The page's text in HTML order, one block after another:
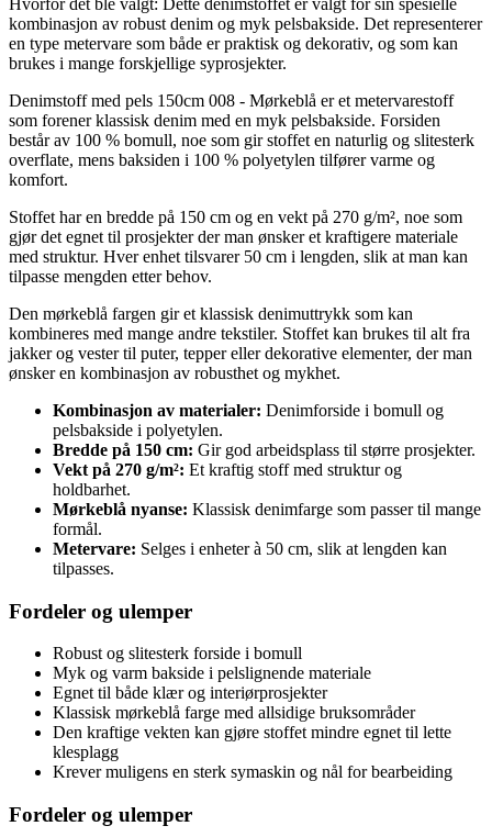
kombinasjon av robust denim og myk pelsbakside. Det representerer
en type metervare som både er praktisk og dekorativ, og som kan
brukes i mange forskjellige syprosjekter.
Denimstoff med pels 150cm 008 - Mørkeblå er et metervarestoff
som forener klassisk denim med en myk pelsbakside. Forsiden
består av 100 % bomull, noe som gir stoffet en naturlig og slitesterk
overflate, mens baksiden i 100 % polyetylen tilfører varme og
komfort.
Stoffet har en bredde på 150 cm og en vekt på 270 g/m², noe som
gjør det egnet til prosjekter der man ønsker et kraftigere materiale
med struktur. Hver enhet tilsvarer 50 cm i lengden, slik at man kan
tilpasse mengden etter behov.
Den mørkeblå fargen gir et klassisk denimuttrykk som kan
kombineres med mange andre tekstiler. Stoffet kan brukes til alt fra
jakker og vester til puter, tepper eller dekorative elementer, der man
ønsker en kombinasjon av robusthet og mykhet.
Kombinasjon av materialer: Denimforside i bomull og
pelsbakside i polyetylen.
Bredde på 150 cm: Gir god arbeidsplass til større prosjekter.
Vekt på 270 g/m²: Et kraftig stoff med struktur og
holdbarhet.
Mørkeblå nyanse: Klassisk denimfarge som passer til mange
formål.
Metervare: Selges i enheter à 50 cm, slik at lengden kan
tilpasses.
Fordeler og ulemper
Robust og slitesterk forside i bomull
Myk og varm bakside i pelslignende materiale
Egnet til både klær og interiørprosjekter
Klassisk mørkeblå farge med allsidige bruksområder
Den kraftige vekten kan gjøre stoffet mindre egnet til lette
klesplagg
Krever muligens en sterk symaskin og nål for bearbeiding
Fordeler og ulemper